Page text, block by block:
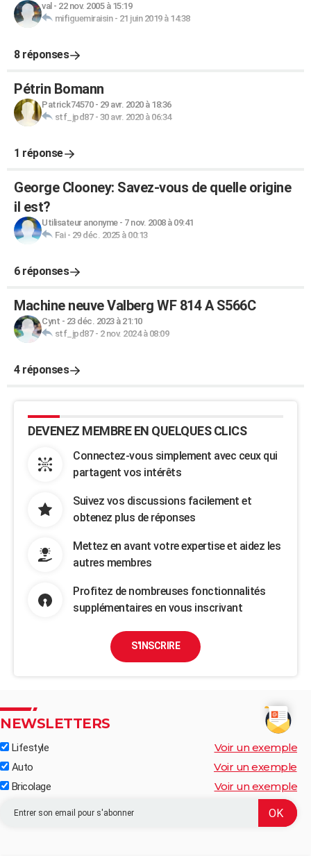
val - 22 nov. 2005 à 15:19
mifiguemiraisin- 21 juin 2019 à 14:38
8 réponses
Pétrin Bomann
Patrick74570- 29 avr. 2020 à 18:36
stf_jpd87- 30 avr. 2020 à 06:34
1 réponse
George Clooney: Savez-vous de quelle origine
il est?
Utilisateur anonyme- 7 nov. 2008 à 09:41
Fai- 29 déc. 2025 à 00:13
6 réponses
Machine neuve Valberg WF 814 A S566C
Cynt - 23 déc. 2023 à 21:10
stf_jpd87- 2 nov. 2024 à 08:09
4 réponses
DEVENEZ MEMBRE EN QUELQUES CLICS
Connectez-vous simplement avec ceux qui
partagent vos intérêts
Suivez vos discussions facilement et
obtenez plus de réponses
Mettez en avant votre expertise et aidez les
autres membres
Profitez de nombreuses fonctionnalités
supplémentaires en vous inscrivant
S'INSCRIRE
NEWSLETTERS
Lifestyle Voir un exemple
Auto Voir un exemple
Bricolage Voir un exemple